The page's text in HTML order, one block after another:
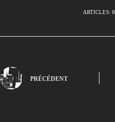
ARTICLES: 8
PRÉCÉDENT